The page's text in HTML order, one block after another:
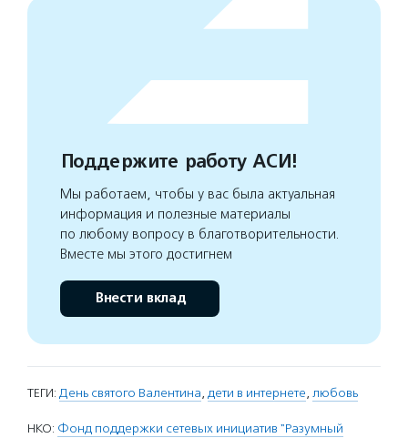
Поддержите работу АСИ!
Мы работаем, чтобы у вас была актуальная
информация и полезные материалы
по любому вопросу в благотворительности.
Вместе мы этого достигнем
Внести вклад
ТЕГИ: День святого Валентина, дети в интернете, любовь
НКО: Фонд поддержки сетевых инициатив "Разумный